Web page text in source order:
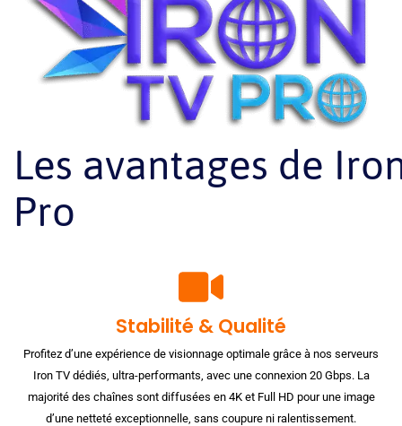
Les avantages de
Pro
Stabilité & Qualité
Profitez d’une expérience de visionnage optimale grâce à nos serveurs
Iron TV dédiés, ultra-performants, avec une connexion 20 Gbps. La
majorité des chaînes sont diffusées en 4K et Full HD pour une image
d’une netteté exceptionnelle, sans coupure ni ralentissement.